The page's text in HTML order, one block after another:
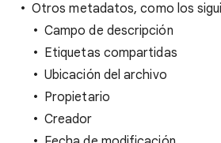
Otros metadatos, como los
Campo de descripción
Etiquetas compartidas
Ubicación del archivo
Propietario
Creador